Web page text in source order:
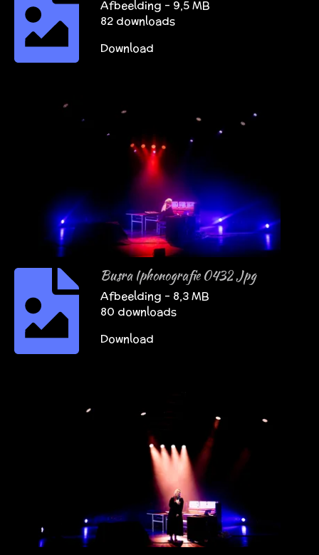
Afbeelding – 9,5 MB
82 downloads
Download
Busra Iphonografie 0432 Jpg
Afbeelding – 8,3 MB
80 downloads
Download